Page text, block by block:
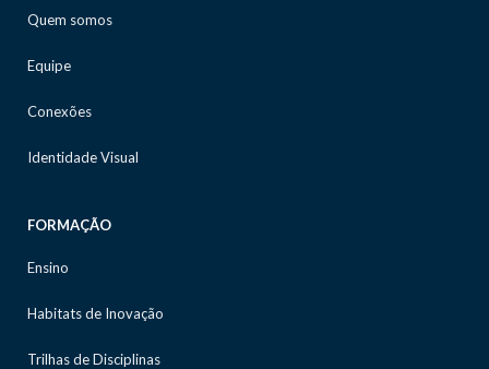
Quem somos
Equipe
Conexões
Identidade Visual
FORMAÇÃO
Ensino
Habitats de Inovação
Trilhas de Disciplinas